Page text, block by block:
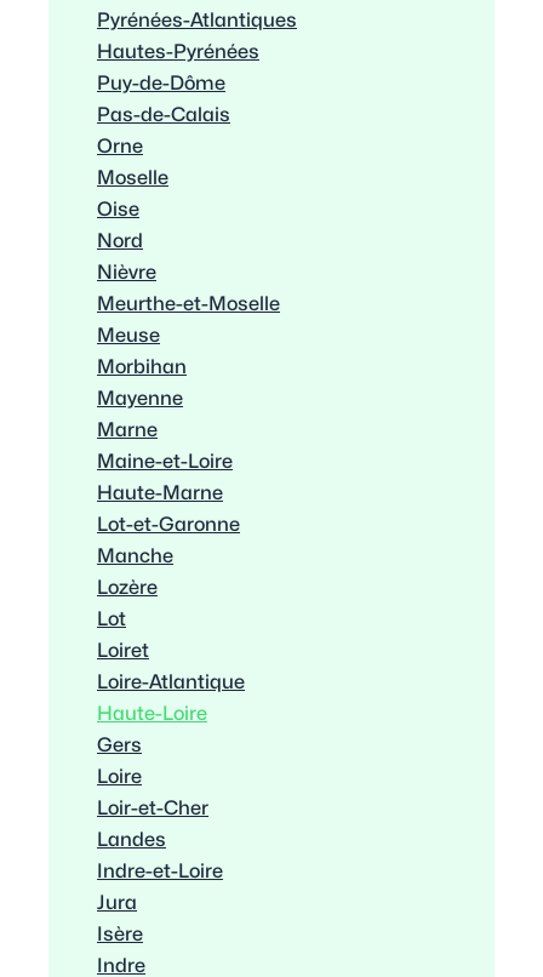
Pyrénées-Atlantiques
Hautes-Pyrénées
Puy-de-Dôme
Pas-de-Calais
Orne
Moselle
Oise
Nord
Nièvre
Meurthe-et-Moselle
Meuse
Morbihan
Mayenne
Marne
Maine-et-Loire
Haute-Marne
Lot-et-Garonne
Manche
Lozère
Lot
Loiret
Loire-Atlantique
Haute-Loire
Gers
Loire
Loir-et-Cher
Landes
Indre-et-Loire
Jura
Isère
Indre